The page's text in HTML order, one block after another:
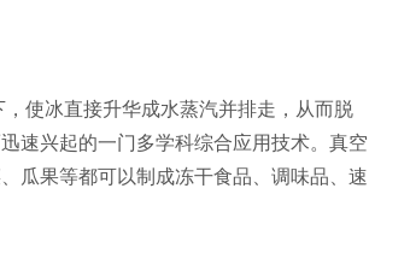
使冰直接升华成水蒸汽并排走，从而脱
速兴起的一门多学科综合应用技术。真空
瓜果等都可以制成冻干食品、调味品、速